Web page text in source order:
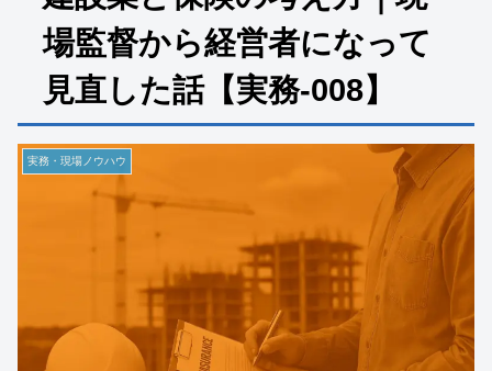
場監督から経営者になって
見直した話【実務-008】
実務・現場ノウハウ